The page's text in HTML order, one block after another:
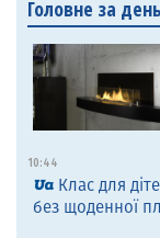
Головне за день
10:44
Клас для
без щоденної